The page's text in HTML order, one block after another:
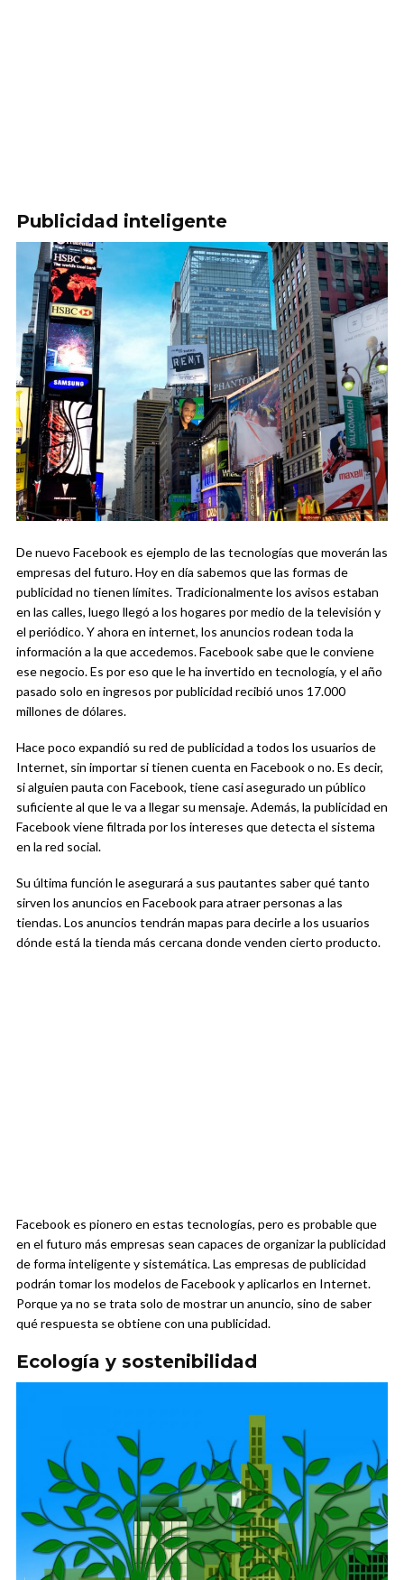
Publicidad inteligente
De nuevo Facebook es ejemplo de las tecnologías que moverán las
empresas del futuro. Hoy en día sabemos que las formas de
publicidad no tienen límites. Tradicionalmente los avisos estaban
en las calles, luego llegó a los hogares por medio de la televisión y
el periódico. Y ahora en internet, los anuncios rodean toda la
información a la que accedemos. Facebook sabe que le conviene
ese negocio. Es por eso que le ha invertido en tecnología, y el año
pasado solo en ingresos por publicidad recibió unos 17.000
millones de dólares.
Hace poco expandió su red de publicidad a todos los usuarios de
Internet, sin importar si tienen cuenta en Facebook o no. Es decir,
si alguien pauta con Facebook, tiene casi asegurado un público
suficiente al que le va a llegar su mensaje. Además, la publicidad en
Facebook viene filtrada por los intereses que detecta el sistema
en la red social.
Su última función le asegurará a sus pautantes saber qué tanto
sirven los anuncios en Facebook para atraer personas a las
tiendas. Los anuncios tendrán mapas para decirle a los usuarios
dónde está la tienda más cercana donde venden cierto producto.
Facebook es pionero en estas tecnologías, pero es probable que
en el futuro más empresas sean capaces de organizar la publicidad
de forma inteligente y sistemática. Las empresas de publicidad
podrán tomar los modelos de Facebook y aplicarlos en Internet.
Porque ya no se trata solo de mostrar un anuncio, sino de saber
qué respuesta se obtiene con una publicidad.
Ecología y sostenibilidad